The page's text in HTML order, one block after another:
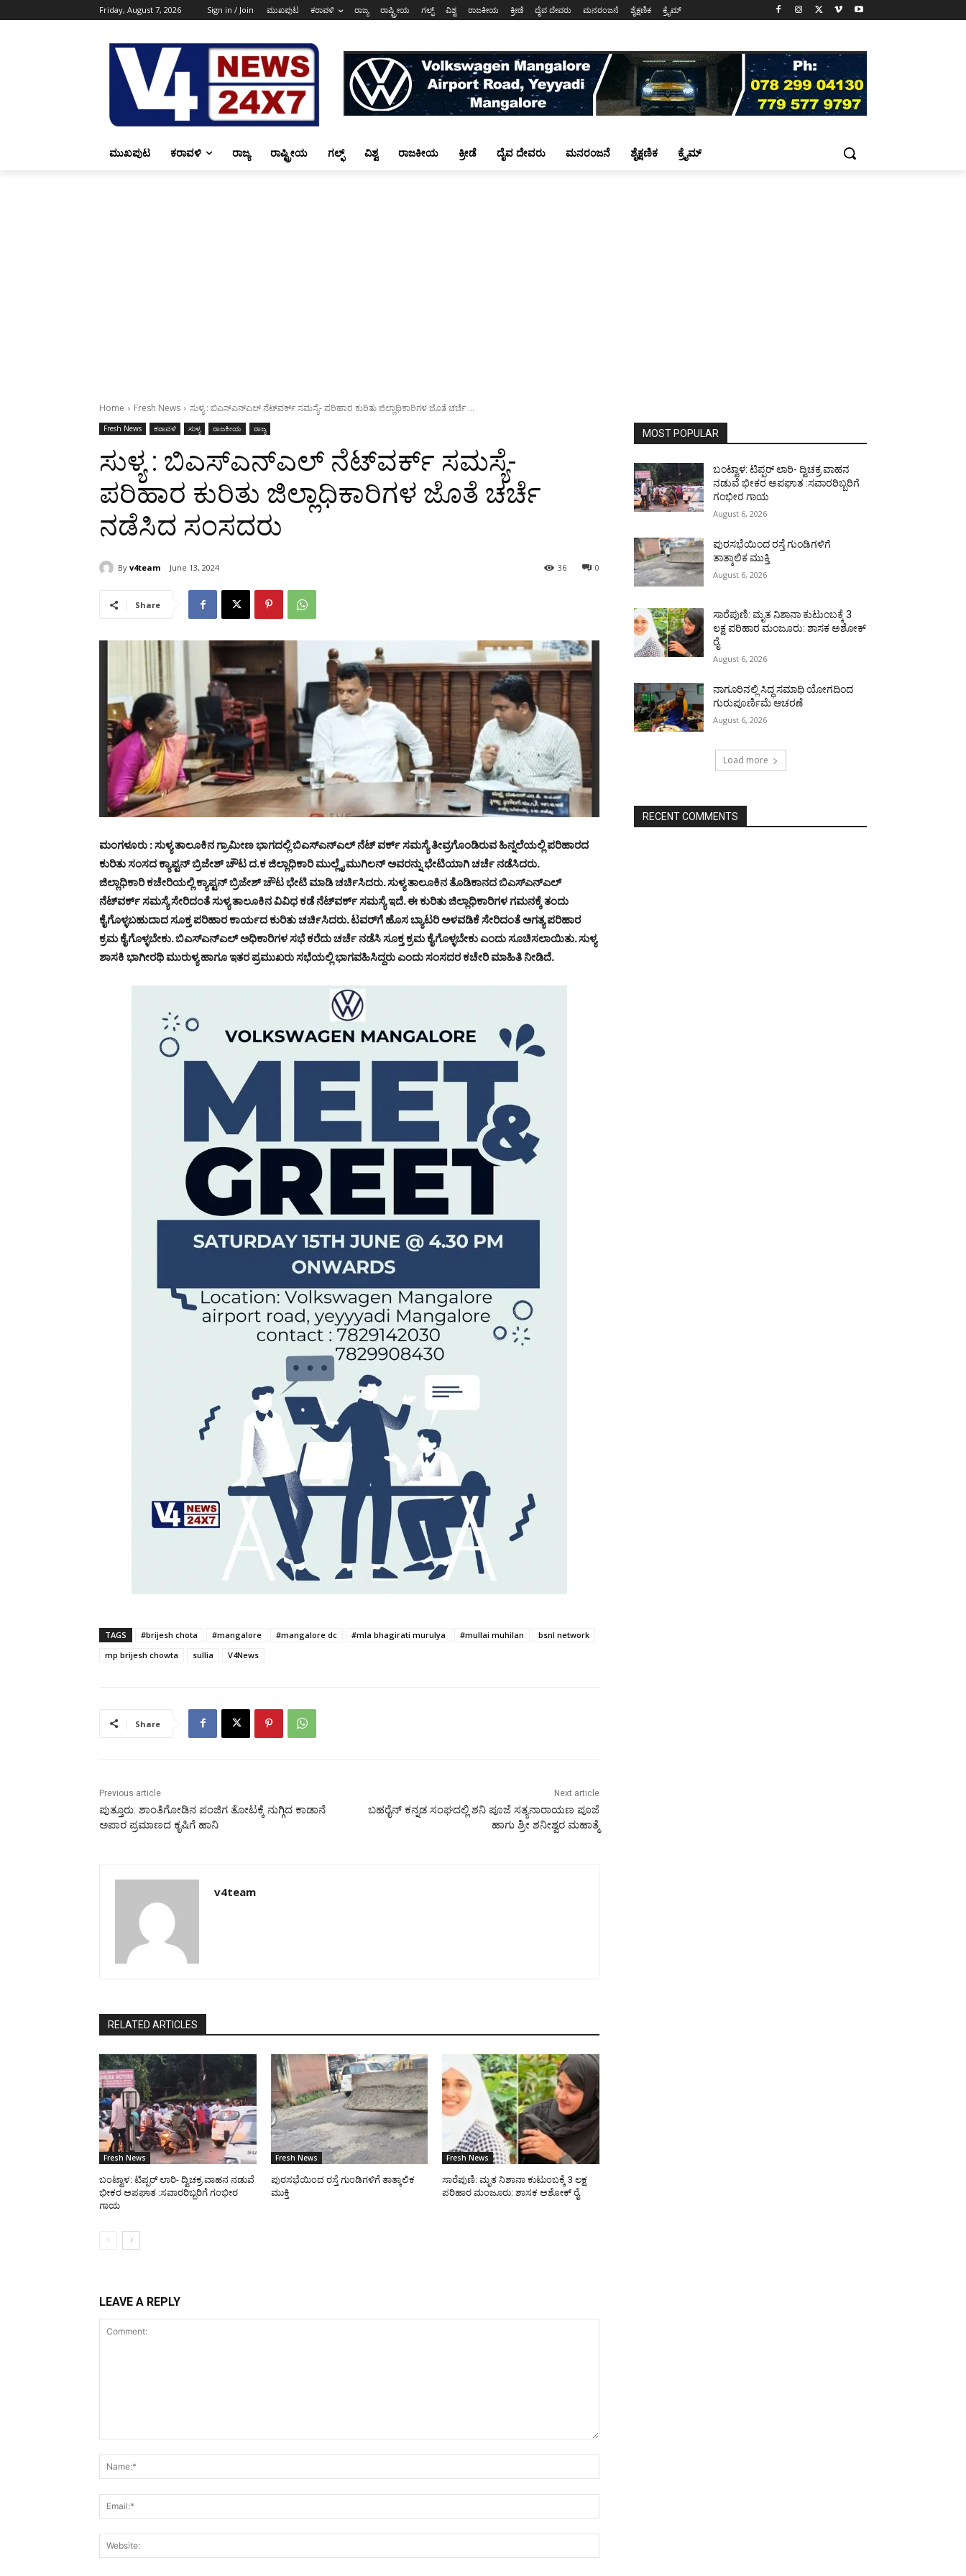
Friday, August 7, 2026 Sign in / Join ಮುಖಪುಟ ಕರಾವಳಿ ರಾಜ್ಯ ರಾಷ್ಟ್ರೀಯ ಗಲ್ಫ್ ವಿಶ್ವ ರಾಜಕೀಯ ಕ್ರೀಡೆ ದೈವ ದೇವರು ಮನರಂಜನೆ ಶೈಕ್ಷಣಿಕ ಕ್ರೈಮ್
ಮುಖಪುಟ ಕರಾವಳಿ ರಾಜ್ಯ ರಾಷ್ಟ್ರೀಯ ಗಲ್ಫ್ ವಿಶ್ವ ರಾಜಕೀಯ ಕ್ರೀಡೆ ದೈವ ದೇವರು ಮನರಂಜನೆ ಶೈಕ್ಷಣಿಕ ಕ್ರೈಮ್
Home Fresh News ಸುಳ್ಯ : ಬಿಎಸ್‌ಎನ್‌ಎಲ್ ನೆಟ್‌ವರ್ಕ್ ಸಮಸ್ಯೆ- ಪರಿಹಾರ ಕುರಿತು ಜಿಲ್ಲಾಧಿಕಾರಿಗಳ ಜೊತೆ ಚರ್ಚೆ ...
Fresh News ಕರಾವಳಿ ಸುಳ್ಯ ರಾಜಕೀಯ ರಾಜ್ಯ
ಸುಳ್ಯ : ಬಿಎಸ್‌ಎನ್‌ಎಲ್ ನೆಟ್‌ವರ್ಕ್ ಸಮಸ್ಯೆ-
ಪರಿಹಾರ ಕುರಿತು ಜಿಲ್ಲಾಧಿಕಾರಿಗಳ ಜೊತೆ ಚರ್ಚೆ
ನಡೆಸಿದ ಸಂಸದರು
By v4team June 13, 2024 0
36
Share
ಮಂಗಳೂರು : ಸುಳ್ಯ ತಾಲೂಕಿನ ಗ್ರಾಮೀಣ ಭಾಗದಲ್ಲಿ ಬಿಎಸ್‌ಎನ್‌ಎಲ್ ನೆಟ್ ವರ್ಕ್ ಸಮಸ್ಯೆ ತೀವ್ರಗೊಂಡಿರುವ ಹಿನ್ನಲೆಯಲ್ಲಿ ಪರಿಹಾರದ
ಕುರಿತು ಸಂಸದ ಕ್ಯಾಪ್ಟನ್ ಬ್ರಿಜೇಶ್ ಚೌಟ ದ.ಕ ಜಿಲ್ಲಾಧಿಕಾರಿ ಮುಲ್ಲೈ ಮುಗಿಲನ್ ಅವರನ್ನು ಭೇಟಿಯಾಗಿ ಚರ್ಚೆ ನಡೆಸಿದರು.
ಜಿಲ್ಲಾಧಿಕಾರಿ ಕಚೇರಿಯಲ್ಲಿ ಕ್ಯಾಪ್ಟನ್ ಬ್ರಿಜೇಶ್ ಚೌಟ ಭೇಟಿ ಮಾಡಿ ಚರ್ಚಿಸಿದರು. ಸುಳ್ಯ ತಾಲೂಕಿನ ತೊಡಿಕಾನದ ಬಿಎಸ್‌ಎನ್‌ಎಲ್
ನೆಟ್‌ವರ್ಕ್ ಸಮಸ್ಯೆ ಸೇರಿದಂತೆ ಸುಳ್ಯ ತಾಲೂಕಿನ ವಿವಿಧ ಕಡೆ ನೆಟ್‌ವರ್ಕ್ ಸಮಸ್ಯೆ ಇದೆ. ಈ ಕುರಿತು ಜಿಲ್ಲಾಧಿಕಾರಿಗಳ ಗಮನಕ್ಕೆ ತಂದು
ಕೈಗೊಳ್ಳಬಹುದಾದ ಸೂಕ್ತ ಪರಿಹಾರ ಕಾರ್ಯದ ಕುರಿತು ಚರ್ಚಿಸಿದರು. ಟವರ್‌ಗೆ ಹೊಸ ಬ್ಯಾಟರಿ ಅಳವಡಿಕೆ‌ ಸೇರಿದಂತೆ ಅಗತ್ಯ ಪರಿಹಾರ
ಕ್ರಮ ಕೈಗೊಳ್ಳಬೇಕು. ಬಿಎಸ್ಎನ್ಎಲ್ ಅಧಿಕಾರಿಗಳ ಸಭೆ ಕರೆದು ಚರ್ಚೆ ನಡೆಸಿ ಸೂಕ್ತ ಕ್ರಮ ಕೈಗೊಳ್ಳಬೇಕು ಎಂದು ಸೂಚಿಸಲಾಯಿತು. ಸುಳ್ಯ
ಶಾಸಕಿ ಭಾಗೀರಥಿ ಮುರುಳ್ಯ ಹಾಗೂ ಇತರ ಪ್ರಮುಖರು ಸಭೆಯಲ್ಲಿ ಭಾಗವಹಿಸಿದ್ದರು ಎಂದು ಸಂಸದರ ಕಚೇರಿ ಮಾಹಿತಿ ನೀಡಿದೆ.
TAGS #brijesh chota #mangalore #mangalore dc #mla bhagirati murulya #mullai muhilan
bsnl network
mp brijesh chowta
sullia V4News
Share
Previous article
ಪುತ್ತೂರು: ಶಾಂತಿಗೋಡಿನ ಪಂಜಿಗ ತೋಟಕ್ಕೆ ನುಗ್ಗಿದ ಕಾಡಾನೆ
ಅಪಾರ ಪ್ರಮಾಣದ ಕೃಷಿಗೆ ಹಾನಿ
Next article
ಬಹರೈನ್ ಕನ್ನಡ ಸಂಘದಲ್ಲಿ ಶನಿ ಪೂಜೆ ಸತ್ಯನಾರಾಯಣ ಪೂಜೆ
ಹಾಗು ಶ್ರೀ ಶನೀಶ್ವರ ಮಹಾತ್ಮೆ
v4team
RELATED ARTICLES
Fresh News
ಬಂಟ್ವಾಳ: ಟಿಪ್ಪರ್ ಲಾರಿ- ದ್ವಿಚಕ್ರ ವಾಹನ ನಡುವೆ
ಭೀಕರ ಅಪಘಾತ :ಸವಾರರಿಬ್ಬರಿಗೆ ಗಂಭೀರ
ಗಾಯ
Fresh News
ಪುರಸಭೆಯಿಂದ ರಸ್ತೆ ಗುಂಡಿಗಳಿಗೆ ತಾತ್ಕಾಲಿಕ
ಮುಕ್ತಿ
Fresh News
ಸಾರೆಪುಣಿ: ಮೃತ ನಿಶಾನಾ ಕುಟುಂಬಕ್ಕೆ 3 ಲಕ್ಷ
ಪರಿಹಾರ ಮಂಜೂರು: ಶಾಸಕ ಅಶೋಕ್ ರೈ
LEAVE A REPLY
MOST POPULAR
ಬಂಟ್ವಾಳ: ಟಿಪ್ಪರ್ ಲಾರಿ- ದ್ವಿಚಕ್ರ ವಾಹನ
ನಡುವೆ ಭೀಕರ ಅಪಘಾತ :ಸವಾರರಿಬ್ಬರಿಗೆ
ಗಂಭೀರ ಗಾಯ
August 6, 2026
ಪುರಸಭೆಯಿಂದ ರಸ್ತೆ ಗುಂಡಿಗಳಿಗೆ
ತಾತ್ಕಾಲಿಕ ಮುಕ್ತಿ
August 6, 2026
ಸಾರೆಪುಣಿ: ಮೃತ ನಿಶಾನಾ ಕುಟುಂಬಕ್ಕೆ 3
ಲಕ್ಷ ಪರಿಹಾರ ಮಂಜೂರು: ಶಾಸಕ ಅಶೋಕ್
ರೈ
August 6, 2026
ನಾಗೂರಿನಲ್ಲಿ ಸಿದ್ಧ ಸಮಾಧಿ ಯೋಗದಿಂದ
ಗುರುಪೂರ್ಣಿಮೆ ಆಚರಣೆ
August 6, 2026
Load more
RECENT COMMENTS